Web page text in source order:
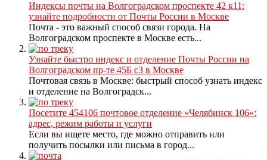
Индексы почты на Волгоградском проспекте 42 к11:
узнайте подробности от Почты России в Москве
Почта - это важный способ связи города. На
Волгоградском проспекте в Москве есть...
Узнайте быстро индекс и отделение Почты России на
Волгоградском пр-те 45Б с3 в Москве
Почтовая связь в Москве: быстрый способ узнать индекс
и отделение на Волгоградск...
Посетите 454106 почтовое отделение «Челябинск 106»:
адрес, режим работы и услуги
Если вы ищете место, где можно отправить или
получить посылки или письма в город...